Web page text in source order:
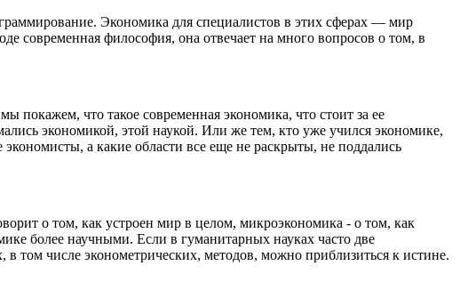
Экономика для специалистов в этих сферах — мир
современная философия, она отвечает на много вопросов о том, в
что такое современная экономика, что стоит за ее
экономикой, этой наукой. Или же тем, кто уже учился экономике,
а какие области все еще не раскрыты, не поддались
о том, как устроен мир в целом, микроэкономика - о том, как
более научными. Если в гуманитарных науках часто две
том числе эконометрических, методов, можно приблизиться к истине.